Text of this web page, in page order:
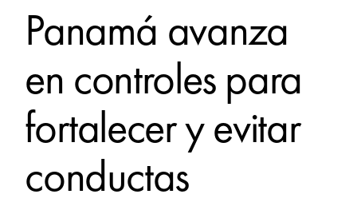
Panamá avanza
en controles para
fortalecer y evitar
conductas